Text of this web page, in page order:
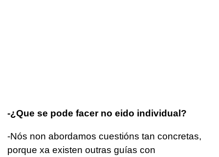
-¿Que se pode facer no eido individual?
-Nós non abordamos cuestións tan concretas,
porque xa existen outras guías con